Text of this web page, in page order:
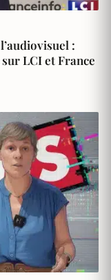
:
LCI et France